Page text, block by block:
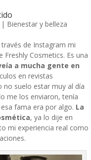
| Bienestar y belleza
de Instagram mi
Cosmetics. Es una
a mucha gente en
en revistas
suelo estar muy al día
me los enviaron, tenía
fama era por algo. La
, ya lo dije en
mi experiencia real como